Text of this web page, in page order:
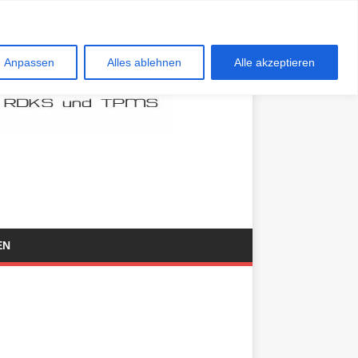
Anpassen Alles ablehnen Alle akzeptieren